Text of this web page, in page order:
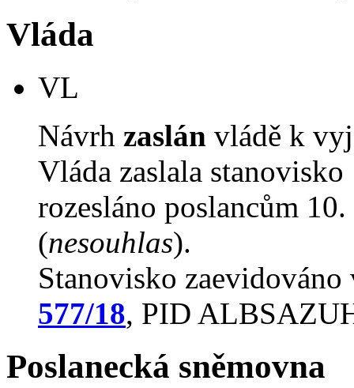
Vláda
VL
Návrh zaslán vládě k
Vláda zaslala
rozesláno poslancům
(nesouhlas).
Stanovisko
577/18, PID
Poslanecká sněmovna